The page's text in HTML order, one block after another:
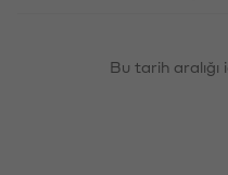
Bu tarih aralığı